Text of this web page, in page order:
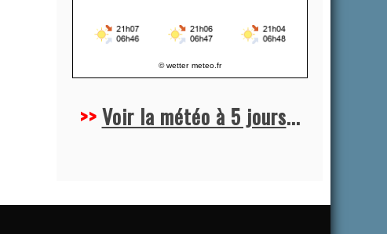
© wetter meteo.fr
>>Voir la météo à 5 jours...